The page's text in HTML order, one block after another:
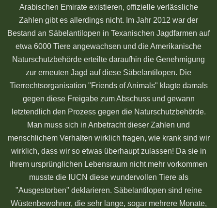
Arabischen Emirate existieren, offizielle verlässliche
Zahlen gibt es allerdings nicht. Im Jahr 2012 war der
Bestand an Säbelantilopen in Texanischen Jagdfarmen auf
etwa 6000 Tiere angewachsen und die Amerikanische
Naturschutzbehörde erteilte daraufhin die Genehmigung
zur erneuten Jagd auf diese Säbelantilopen. Die
Tierrechtsorganisation "Friends of Animals" klagte damals
gegen diese Freigabe zum Abschuss und gewann
letztendlich den Prozess gegen die Naturschutzbehörde.
Man muss sich in Anbetracht dieser Zahlen und
menschlichem Verhalten wirklich fragen, wie krank sind wir
wirklich, dass wir so etwas überhaupt zulassen! Da sie in
ihrem ursprünglichen Lebensraum nicht mehr vorkommen
musste die IUCN diese wundervollen Tiere als
"Ausgestorben" deklarieren. Säbelantilopen sind reine
Wüstenbewohner, die sehr lange, sogar mehrere Monate,